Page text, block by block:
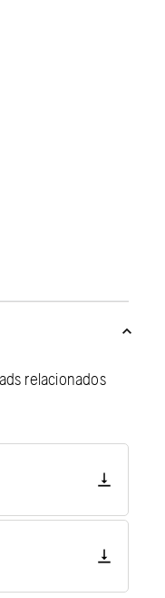
relacionados